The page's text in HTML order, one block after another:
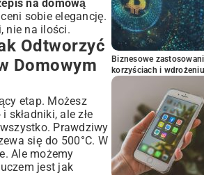
na domową
ceni sobie elegancję.
nie na ilości.
Odtworzyć
Domowym
etap. Możesz
składniki, ale złe
Prawdziwy
się do 500°C. W
Ale możemy
jest jak
Biznesowe
korzyściach i wdrożeniu